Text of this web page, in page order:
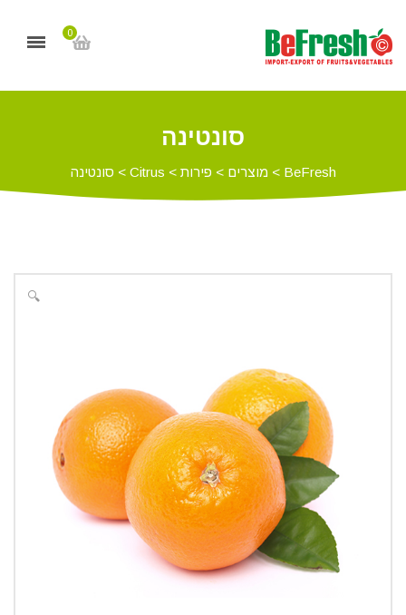
0
סונטינה
BeFresh
> מוצרים > פירות >
Citrus
> סונטינה
🔍